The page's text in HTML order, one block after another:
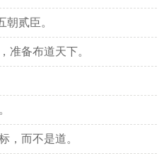
朝贰臣。
准备布道天下。
，而不是道。